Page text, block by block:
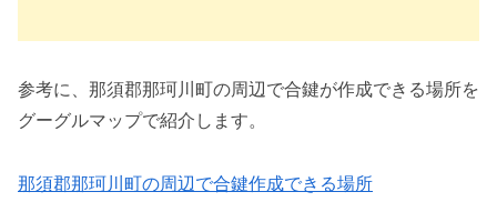
参考に、那須郡那珂川町の周辺で合鍵が作成できる場所を
グーグルマップで紹介します。
那須郡那珂川町の周辺で合鍵作成できる場所